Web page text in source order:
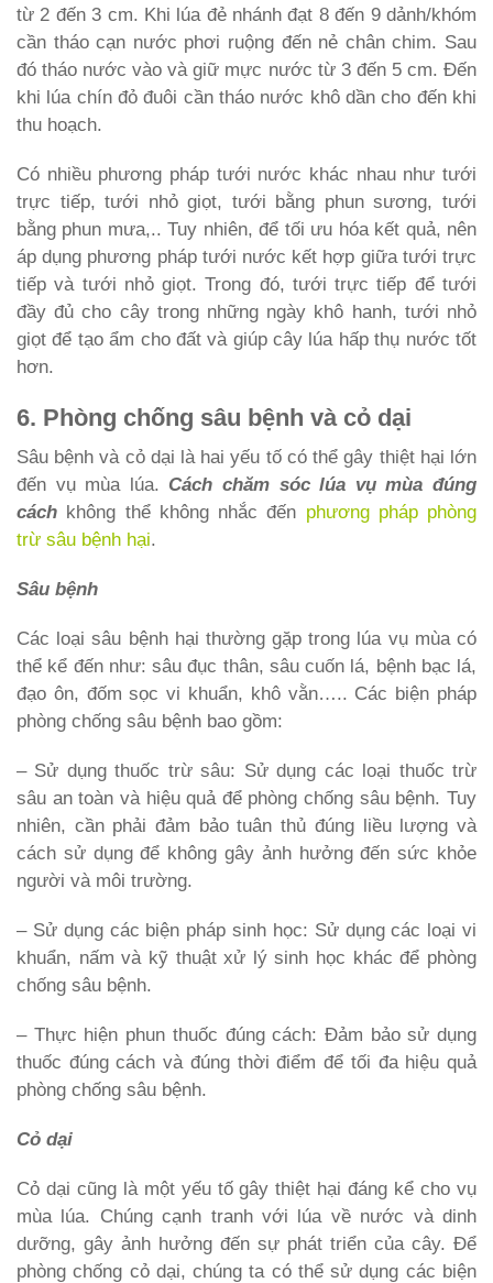
từ 2 đến 3 cm. Khi lúa đẻ nhánh đạt 8 đến 9 dảnh/khóm
cần tháo cạn nước phơi ruộng đến nẻ chân chim. Sau
đó tháo nước vào và giữ mực nước từ 3 đến 5 cm. Đến
khi lúa chín đỏ đuôi cần tháo nước khô dần cho đến khi
thu hoạch.
Có nhiều phương pháp tưới nước khác nhau như tưới
trực tiếp, tưới nhỏ giọt, tưới bằng phun sương, tưới
bằng phun mưa,.. Tuy nhiên, để tối ưu hóa kết quả, nên
áp dụng phương pháp tưới nước kết hợp giữa tưới trực
tiếp và tưới nhỏ giọt. Trong đó, tưới trực tiếp để tưới
đầy đủ cho cây trong những ngày khô hanh, tưới nhỏ
giọt để tạo ẩm cho đất và giúp cây lúa hấp thụ nước tốt
hơn.
6. Phòng chống sâu bệnh và cỏ dại
Sâu bệnh và cỏ dại là hai yếu tố có thể gây thiệt hại lớn
đến vụ mùa lúa. Cách chăm sóc lúa vụ mùa đúng
cách không thể không nhắc đến phương pháp phòng
trừ sâu bệnh hại.
Sâu bệnh
Các loại sâu bệnh hại thường gặp trong lúa vụ mùa có
thể kể đến như: sâu đục thân, sâu cuốn lá, bệnh bạc lá,
đạo ôn, đốm sọc vi khuẩn, khô vằn….. Các biện pháp
phòng chống sâu bệnh bao gồm:
– Sử dụng thuốc trừ sâu: Sử dụng các loại thuốc trừ
sâu an toàn và hiệu quả để phòng chống sâu bệnh. Tuy
nhiên, cần phải đảm bảo tuân thủ đúng liều lượng và
cách sử dụng để không gây ảnh hưởng đến sức khỏe
người và môi trường.
– Sử dụng các biện pháp sinh học: Sử dụng các loại vi
khuẩn, nấm và kỹ thuật xử lý sinh học khác để phòng
chống sâu bệnh.
– Thực hiện phun thuốc đúng cách: Đảm bảo sử dụng
thuốc đúng cách và đúng thời điểm để tối đa hiệu quả
phòng chống sâu bệnh.
Cỏ dại
Cỏ dại cũng là một yếu tố gây thiệt hại đáng kể cho vụ
mùa lúa. Chúng cạnh tranh với lúa về nước và dinh
dưỡng, gây ảnh hưởng đến sự phát triển của cây. Để
phòng chống cỏ dại, chúng ta có thể sử dụng các biện